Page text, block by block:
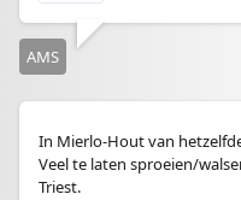
AMS
In Mierlo-Hout van
Veel te laten sproeien/
Triest.